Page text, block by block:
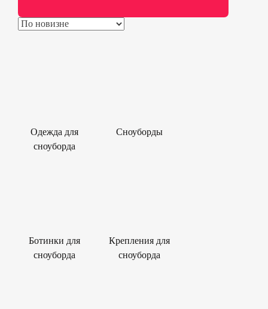
Одежда для
сноуборда
Сноуборды
Ботинки для
сноуборда
Крепления для
сноуборда